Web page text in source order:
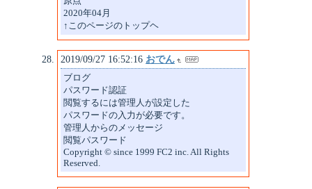
2020年04月
↑このページのトップヘ
2019/09/27 16:52:16 おでん
ブログ
パスワード認証
閲覧するには管理人が設定した
パスワードの入力が必要です。
管理人からのメッセージ
閲覧パスワード
Copyright © since 1999 FC2 inc. All Rights
Reserved.